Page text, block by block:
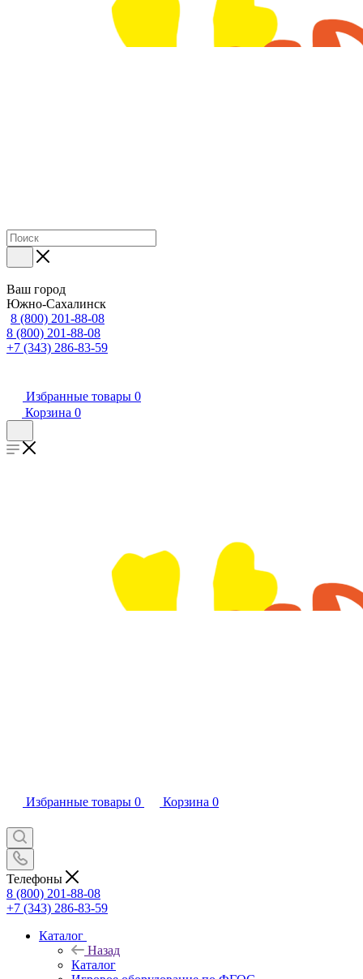
Ваш город
Южно-Сахалинск
8 (800) 201-88-08
8 (800) 201-88-08
+7 (343) 286-83-59
Избранные товары 0
Корзина 0
Избранные товары 0 Корзина 0
Телефоны
8 (800) 201-88-08
+7 (343) 286-83-59
Каталог
Назад
Каталог